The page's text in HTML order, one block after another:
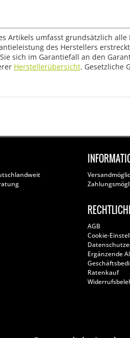
Artikels umfasst grundsätzlich
des Herstellers
sich im Garantiefall an den
Herstellerübersicht. Gesetzliche
AGB
Cookie-
Ergänzende
Ratenkauf